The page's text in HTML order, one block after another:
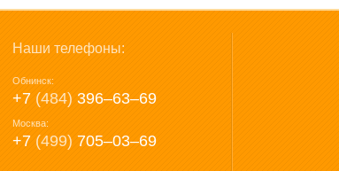
Наши телефоны:
Обнинск:
+7 (484) 396‒63‒69
Москва:
+7 (499) 705‒03‒69